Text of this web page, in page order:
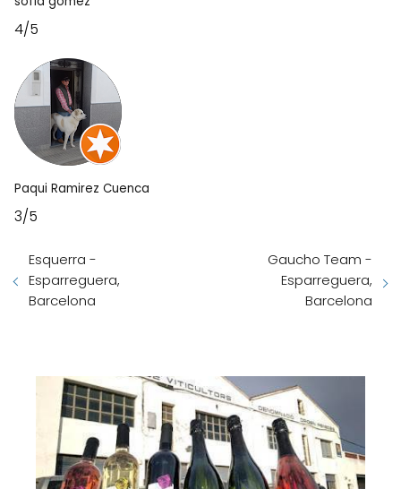
4/5
Paqui Ramirez Cuenca
3/5
Esquerra -
Esparreguera,
Barcelona
Gaucho Team -
Esparreguera,
Barcelona